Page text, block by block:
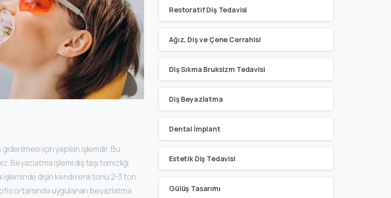
için yapılan işlemdir. Bu
Beyazlatma işlemi diş taşı temizliği
işleminde dişin kendi renk tonu 2-3 ton
ortamında uygulanan beyazlatma
Restoratif Diş Tedavisi
Ağız, Diş ve Çene Cerrahisi
Diş Sıkma Bruksizm Tedavisi
Diş Beyazlatma
Dental İmplant
Estetik Diş Tedavisi
Gülüş Tasarımı